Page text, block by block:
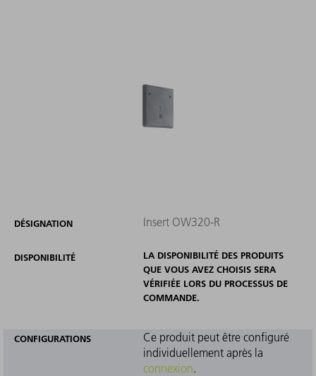
DÉSIGNATION Insert OW320-R
DISPONIBILITÉ
LA DISPONIBILITÉ DES PRODUITS
QUE VOUS AVEZ CHOISIS SERA
VÉRIFIÉE LORS DU PROCESSUS DE
COMMANDE.
CONFIGURATIONS
Ce produit peut être configuré
individuellement après la
connexion.